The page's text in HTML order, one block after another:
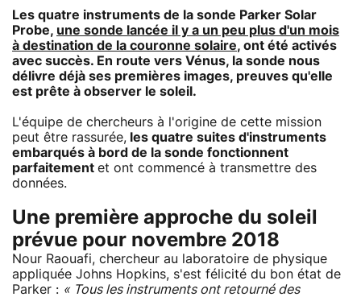
Les quatre instruments de la sonde Parker Solar
Probe, une sonde lancée il y a un peu plus d'un mois
à destination de la couronne solaire, ont été activés
avec succès. En route vers Vénus, la sonde nous
délivre déjà ses premières images, preuves qu'elle
est prête à observer le soleil.
L'équipe de chercheurs à l'origine de cette mission
peut être rassurée, les quatre suites d'instruments
embarqués à bord de la sonde fonctionnent
parfaitement et ont commencé à transmettre des
données.
Une première approche du soleil
prévue pour novembre 2018
Nour Raouafi, chercheur au laboratoire de physique
appliquée Johns Hopkins, s'est félicité du bon état de
Parker : « Tous les instruments ont retourné des